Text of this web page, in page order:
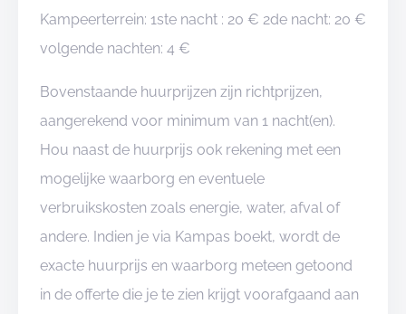
Kampeerterrein: 1ste nacht : 20 € 2de nacht: 20 €
volgende nachten: 4 €
Bovenstaande huurprijzen zijn richtprijzen,
aangerekend voor minimum van 1 nacht(en).
Hou naast de huurprijs ook rekening met een
mogelijke waarborg en eventuele
verbruikskosten zoals energie, water, afval of
andere. Indien je via Kampas boekt, wordt de
exacte huurprijs en waarborg meteen getoond
in de offerte die je te zien krijgt voorafgaand aan